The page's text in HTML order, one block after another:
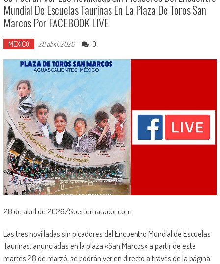
Mundial De Escuelas Taurinas En La Plaza De Toros San
Marcos Por FACEBOOK LIVE
MÉXICO 28 abril, 2026 0
28 de abril de 2026/Suertematador.com
Las tres novilladas sin picadores del Encuentro Mundial de Escuelas
Taurinas, anunciadas en la plaza «San Marcos» a partir de este
martes 28 de marzó, se podrán ver en directo a través de la página